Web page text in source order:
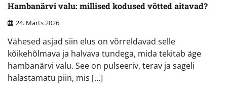
Hambanärvi valu: millised kodused võtted aitavad?
24. Märts 2026
Vähesed asjad siin elus on võrreldavad selle
kõikehõlmava ja halvava tundega, mida tekitab äge
hambanärvi valu. See on pulseeriv, terav ja sageli
halastamatu piin, mis […]